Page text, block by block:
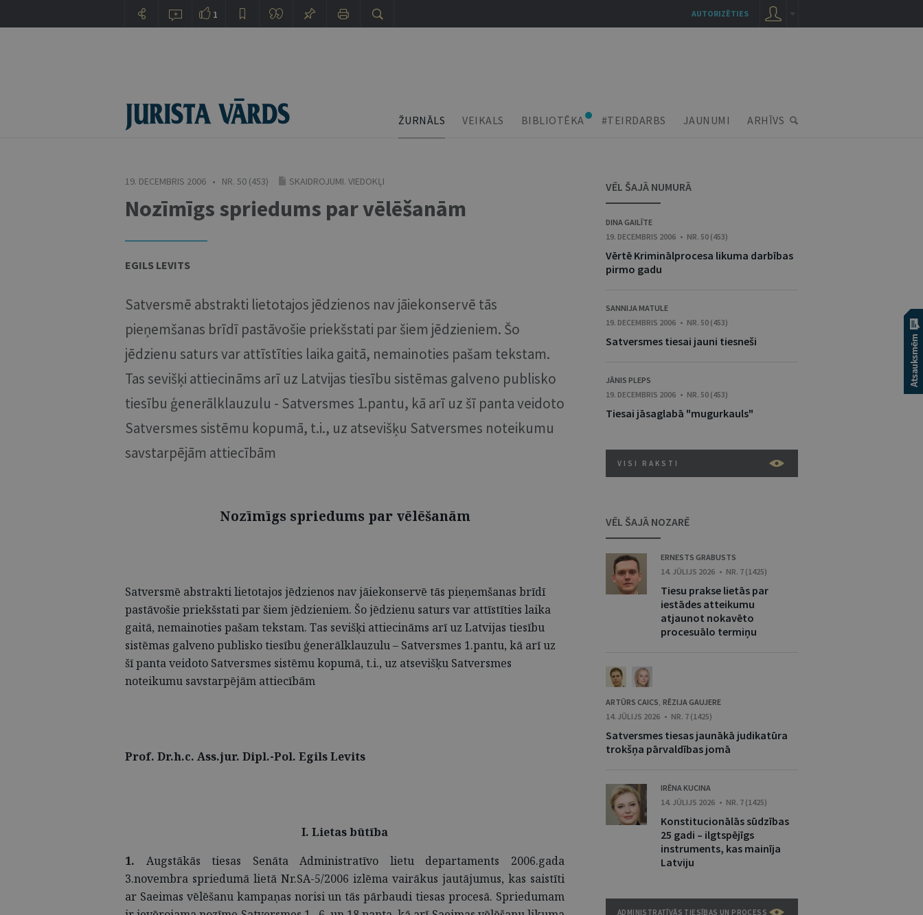
ŽURNĀLS VEIKALS BIBLIOTĒKA #TEIRDARBS JAUNUMI ARHĪVS
19. DECEMBRIS 2006 • NR. 50 (453) SKAIDROJUMI. VIEDOKĻI
Nozīmīgs spriedums par vēlēšanām
EGILS LEVITS
Satversmē abstrakti lietotajos jēdzienos nav jāiekonservē tās
pieņemšanas brīdī pastāvošie priekšstati par šiem jēdzieniem. Šo
jēdzienu saturs var attīstīties laika gaitā, nemainoties pašam tekstam.
Tas sevišķi attiecināms arī uz Latvijas tiesību sistēmas galveno publisko
tiesību ģenerālklauzulu - Satversmes 1.pantu, kā arī uz šī panta veidoto
Satversmes sistēmu kopumā, t.i., uz atsevišķu Satversmes noteikumu
savstarpējām attiecībām
Nozīmīgs spriedums par vēlēšanām
Satversmē abstrakti lietotajos jēdzienos nav jāiekonservē tās pieņemšanas brīdī
pastāvošie priekšstati par šiem jēdzieniem. Šo jēdzienu saturs var attīstīties laika
gaitā, nemainoties pašam tekstam. Tas sevišķi attiecināms arī uz Latvijas tiesību
sistēmas galveno publisko tiesību ģenerālklauzulu – Satversmes 1.pantu, kā arī uz
šī panta veidoto Satversmes sistēmu kopumā, t.i., uz atsevišķu Satversmes
noteikumu savstarpējām attiecībām
Prof. Dr.h.c. Ass.jur. Dipl.-Pol. Egils Levits
I. Lietas būtība
1. Augstākās tiesas Senāta Administratīvo lietu departaments 2006.gada
3.novembra spriedumā lietā Nr.SA-5/2006 izlēma vairākus jautājumus, kas saistīti
ar Saeimas vēlēšanu kampaņas norisi un tās pārbaudi tiesas procesā. Spriedumam
VĒL ŠAJĀ NUMURĀ
DINA GAILĪTE
19. DECEMBRIS 2006 • NR. 50 (453)
Vērtē Kriminālprocesa likuma darbības
pirmo gadu
SANNIJA MATULE
19. DECEMBRIS 2006 • NR. 50 (453)
Satversmes tiesai jauni tiesneši
JĀNIS PLEPS
19. DECEMBRIS 2006 • NR. 50 (453)
Tiesai jāsaglabā "mugurkauls"
VISI RAKSTI
VĒL ŠAJĀ NOZARĒ
ERNESTS GRABUSTS
14. JŪLIJS 2026 • NR. 7 (1425)
Tiesu prakse lietās par
iestādes atteikumu
atjaunot nokavēto
procesuālo termiņu
ARTŪRS CAICS, RĒZIJA GAUJERE
14. JŪLIJS 2026 • NR. 7 (1425)
Satversmes tiesas jaunākā judikatūra
trokšņa pārvaldības jomā
IRĒNA KUCINA
14. JŪLIJS 2026 • NR. 7 (1425)
Konstitucionālās sūdzības
25 gadi – ilgtspējīgs
instruments, kas mainīja
Latviju
ADMINISTRATĪVĀS TIESĪBAS UN PROCESS
1 AUTORIZĒTIES